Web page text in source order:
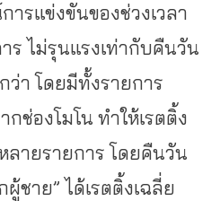
รแข่งขันของช่วงเวลา
ร ไม่รุนแรงเท่ากับคืนวัน
า โดยมีทั้งรายการ
ช่องโมโน ทำให้เรตติ้ง
ลายรายการ โดยคืนวัน
ชาย” ได้เรตติ้งเฉลี่ย